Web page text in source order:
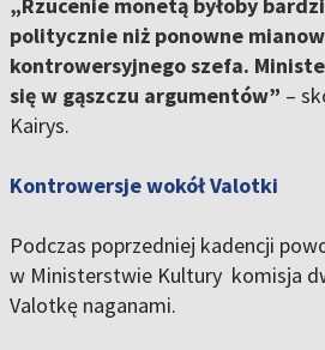
„Rzucenie monetą byłoby
politycznie niż ponowne
kontrowersyjnego szefa.
się w gąszczu argumentów” –
Kairys.
Kontrowersje wokół Valotki
Podczas poprzedniej kadencji
w Ministerstwie Kultury komisja
Valotkę naganami.